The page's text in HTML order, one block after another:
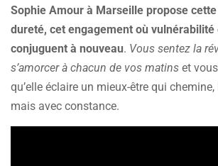
Sophie Amour à Marseille propose
dureté, cet engagement où vulnérabilité
conjuguent à nouveau. Vous sentez la
s’amorcer à chacun de vos matins et
qu’elle éclaire un mieux-être qui
mais avec constance.